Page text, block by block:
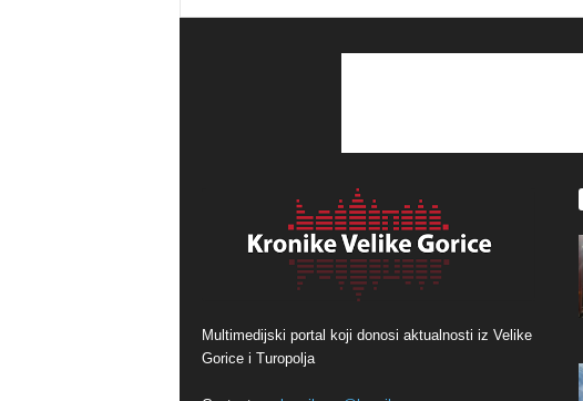
Multimedijski portal koji donosi aktualnosti iz Velike
Gorice i Turopolja